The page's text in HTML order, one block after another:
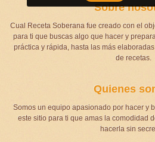
Sobre
Cual Receta Soberana fue creado con el
para ti que buscas algo que hacer y
práctica y rápida, hasta las más
de recetas.
Quienes
Somos un equipo apasionado por hacer y
este sitio para ti que amas la comodidad
hacerla sin